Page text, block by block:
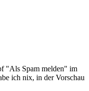
"Als Spam melden" im
ich nix, in der Vorschau